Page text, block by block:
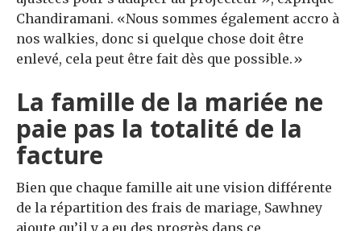
Chandiramani. «Nous sommes également accro à
nos walkies, donc si quelque chose doit être
enlevé, cela peut être fait dès que possible.»
La famille de la mariée ne
paie pas la totalité de la
facture
Bien que chaque famille ait une vision différente
de la répartition des frais de mariage, Sawhney